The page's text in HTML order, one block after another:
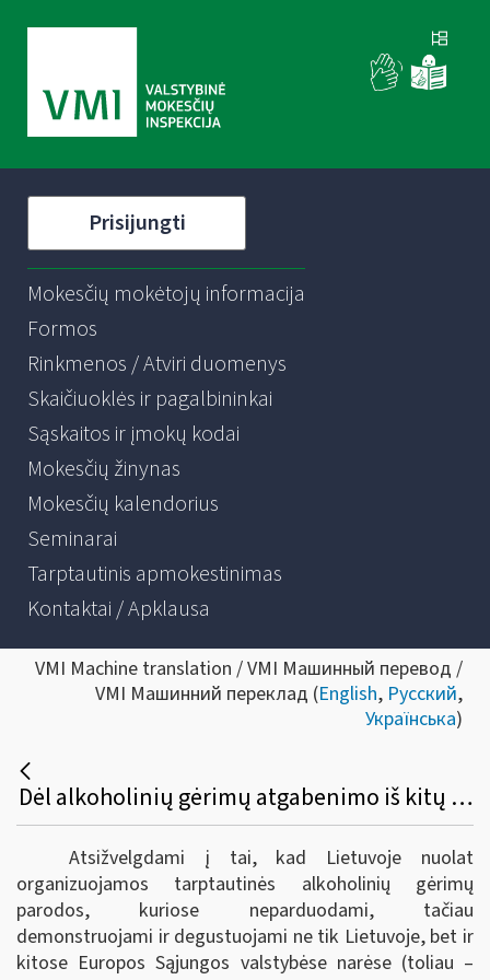
Prisijungti
Mokesčių mokėtojų informacija
Formos
Rinkmenos / Atviri duomenys
Skaičiuoklės ir pagalbininkai
Sąskaitos ir įmokų kodai
Mokesčių žinynas
Mokesčių kalendorius
Seminarai
Tarptautinis apmokestinimas
Kontaktai / Apklausa
VMI Machine translation / VMI Машинный перевод /
VMI Машинний переклад (English, Русский,
Українська)
Dėl alkoholinių gėrimų atgabenimo iš kitų Europos sąjungos valstybių narių į tarptautines parodas Lietuvoje bei akcizų sumokėjimo
Atsižvelgdami į tai, kad Lietuvoje nuolat
organizuojamos tarptautinės alkoholinių gėrimų
parodos, kuriose neparduodami, tačiau
demonstruojami ir degustuojami ne tik Lietuvoje, bet ir
kitose Europos Sąjungos valstybėse narėse (toliau –